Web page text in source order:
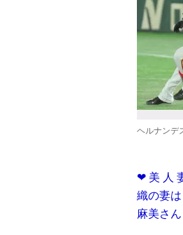
ヘルナンデ
❤ 美 人
織の妻
麻美さん